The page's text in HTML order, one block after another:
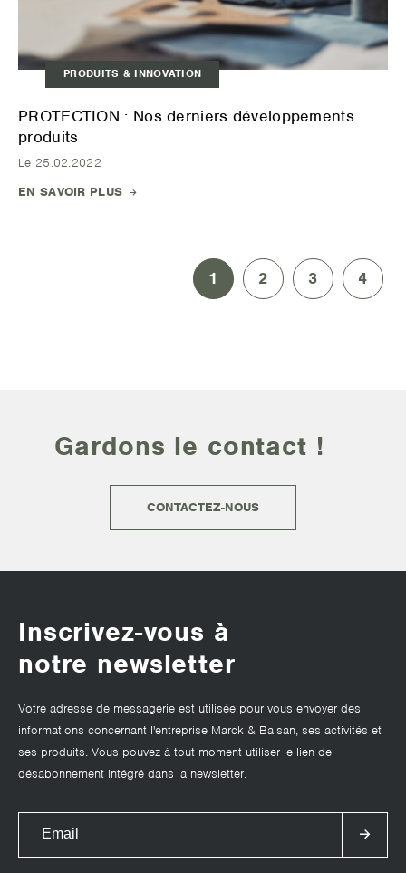
PRODUITS & INNOVATION
PROTECTION : Nos derniers développements
produits
Le 25.02.2022
EN SAVOIR PLUS
1 2 3 4
Gardons le contact !
CONTACTEZ-NOUS
Inscrivez-vous à
notre newsletter
Votre adresse de messagerie est utilisée pour vous envoyer des
informations concernant l'entreprise Marck & Balsan, ses activités et
ses produits. Vous pouvez à tout moment utiliser le lien de
désabonnement intégré dans la newsletter.